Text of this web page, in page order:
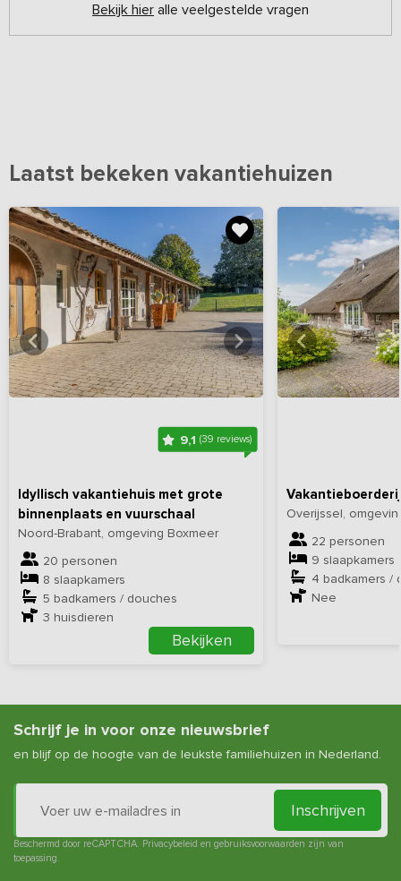
Bekijk hier alle veelgestelde vragen
Laatst bekeken vakantiehuizen
9,1(39 reviews)
Idyllisch vakantiehuis met grote
binnenplaats en vuurschaal
Noord-Brabant, omgeving Boxmeer
20 personen
8 slaapkamers
5 badkamers / douches
3 huisdieren
Bekijken
Bekijkhieralle foto's
Overijssel,
22 personen
9 slaapkamers
4 badkamers /
Nee
Bekijk
Schrijf je in voor onze nieuwsbrief
en blijf op de hoogte van de leukste familiehuizen in Nederland.
Inschrijven
Beschermd door reCAPTCHA. Privacybeleid en gebruiksvoorwaarden zijn van
toepassing.